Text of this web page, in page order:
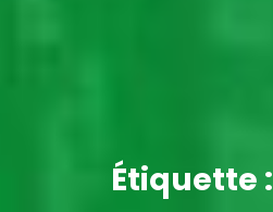
Étiquette :